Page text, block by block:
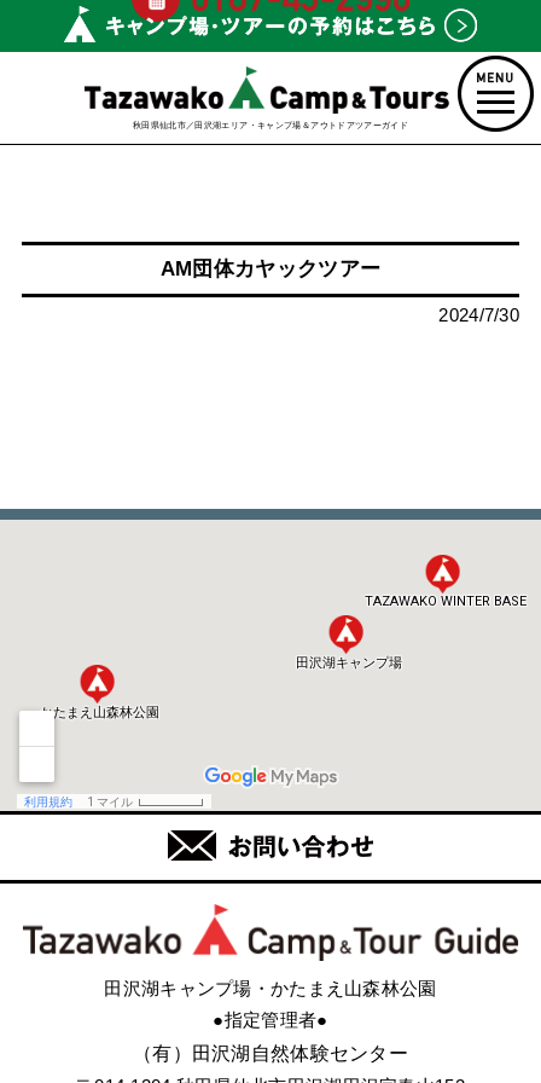
秋田県仙北市／田沢湖エリア・キャンプ場＆アウトドアツアーガイド
AM団体カヤックツアー
2024/7/30
田沢湖キャンプ場・かたまえ山森林公園
●指定管理者●
（有）田沢湖自然体験センター